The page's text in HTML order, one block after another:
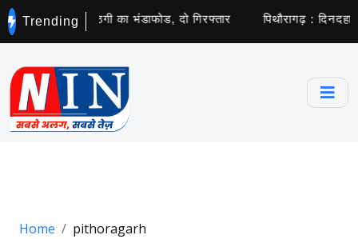
Trending
की साइबर ठगी का भंडाफोड, दो गिरफ्तार पिथौरागढ़ : दिनदहाड़े
Home pithoragarh